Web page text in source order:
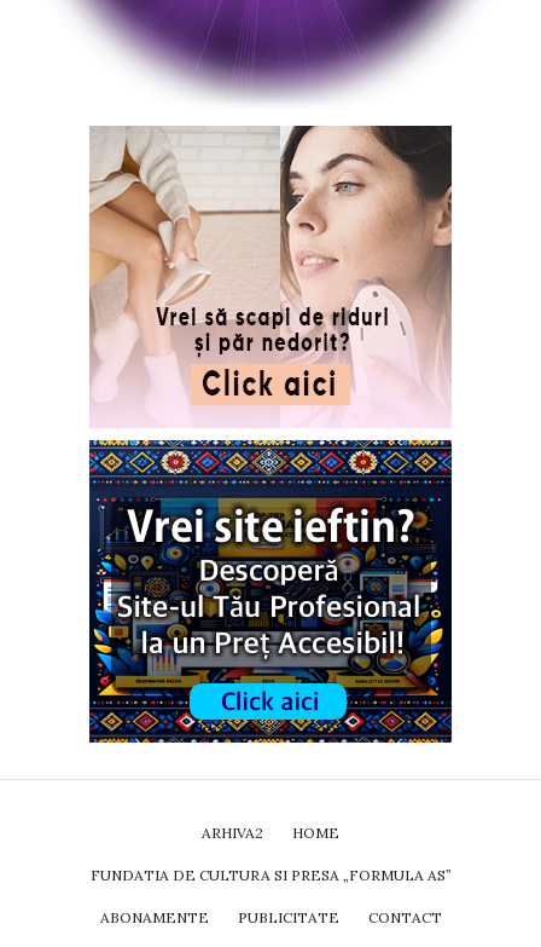
ARHIVA2 HOME
FUNDATIA DE CULTURA SI PRESA „FORMULA AS”
ABONAMENTE PUBLICITATE CONTACT